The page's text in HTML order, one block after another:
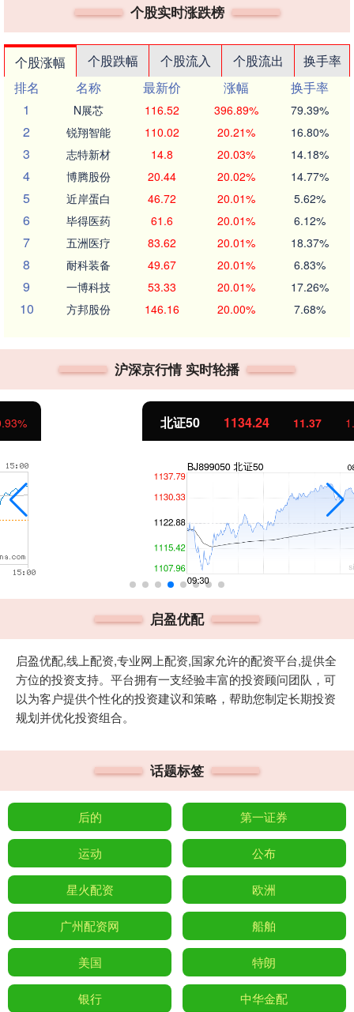
个股实时涨跌榜
个股涨幅 个股跌幅 个股流入 个股流出
换手率
排名
名称 最新价 涨幅
换手率
1
N展芯 116.52 396.89% 79.39%
2 锐翔智能 110.02 20.21% 16.80%
3 志特新材 14.8 20.03% 14.18%
4 博腾股份 20.44 20.02% 14.77%
5 近岸蛋白 46.72 20.01% 5.62%
6 毕得医药 61.6 20.01% 6.12%
7 五洲医疗 83.62 20.01% 18.37%
8 耐科装备 49.67 20.01% 6.83%
9 一博科技 53.33 20.01% 17.26%
10 方邦股份 146.16 20.00% 7.68%
沪深京行情 实时轮播
1134.24 11.37 1.01%
启盈优配
启盈优配,线上配资,专业网上配资,国家允许的配资平台,提供全
方位的投资支持。平台拥有一支经验丰富的投资顾问团队，可
以为客户提供个性化的投资建议和策略，帮助您制定长期投资
规划并优化投资组合。
话题标签
后的 第一证券
运动 公布
星火配资 欧洲
广州配资网 船舶
美国 特朗
银行 中华金配